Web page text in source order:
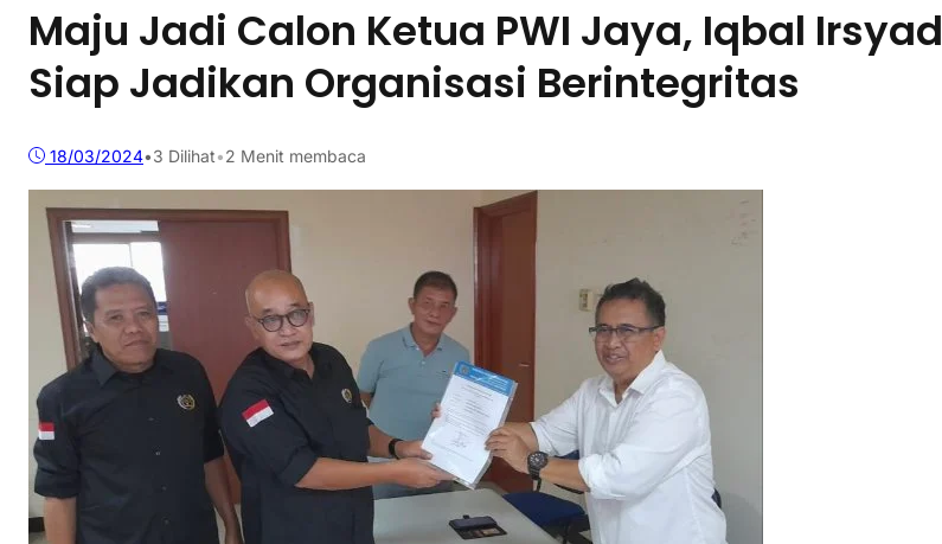
Maju Jadi Calon Ketua PWI Jaya, Iqbal Irsyad
Siap Jadikan Organisasi Berintegritas
18/03/2024•3 Dilihat•2 Menit membaca